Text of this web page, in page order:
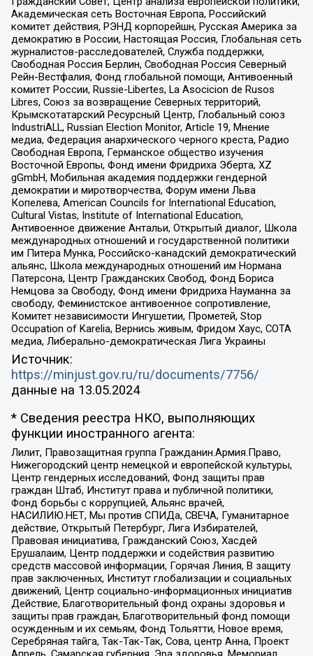
Академическая сеть Восточная Европа, Российский
комитет действия, РЭНД корпорейшн, Русская Америка за
демократию в России, Настоящая Россия, Глобальная сеть
журналистов-расследователей, Служба поддержки,
Свободная Россия Берлин, Свободная Россия Северный
Рейн-Вестфалия, Фонд глобальной помощи, Антивоенный
комитет России, Russie-Libertes, La Asocicion de Rusos
Libres, Союз за возвращение Северных территорий,
Крымскотатарский Ресурсный Центр, Глобальный союз
IndustriALL, Russian Election Monitor, Article 19, Мнение
медиа, Федерация анархического черного креста, Радио
Свободная Европа, Германское общество изучения
Восточной Европы, Фонд имени Фридриха Эберта, XZ
gGmbH, Мобильная академия поддержки гендерной
демократии и миротворчества, Форум имени Льва
Копелева, American Councils for International Education,
Cultural Vistas, Institute of International Education,
Антивоенное движение Антальи, Открытый диалог, Школа
международных отношений и государственной политики
им Питера Мунка, Российско-канадский демократический
альянс, Школа международных отношений им Нормана
Патерсона, Центр Гражданских Свобод, Фонд Бориса
Немцова за Свободу, Фонд имени Фридриха Науманна за
свободу, Феминистское антивоенное сопротивление,
Комитет независимости Ингушетии, Прометей, Stop
Occupation of Karelia, Вернись живым, Фридом Хаус, СОТА
медиа, Либерально-демократическая Лига Украины
Источник:
https://minjust.gov.ru/ru/documents/7756/
данные на 13.05.2024
* Сведения реестра НКО, выполняющих
функции иностранного агента:
Лилит, Правозащитная группа Гражданин.Армия.Право,
Нижегородский центр немецкой и европейской культуры,
Центр гендерных исследований, Фонд защиты прав
граждан Штаб, Институт права и публичной политики,
Фонд борьбы с коррупцией, Альянс врачей,
НАСИЛИЮ.НЕТ, Мы против СПИДа, СВЕЧА, Гуманитарное
действие, Открытый Петербург, Лига Избирателей,
Правовая инициатива, Гражданский Союз, Хасдей
Ерушалаим, Центр поддержки и содействия развитию
средств массовой информации, Горячая Линия, В защиту
прав заключенных, Институт глобализации и социальных
движений, Центр социально-информационных инициатив
Действие, Благотворительный фонд охраны здоровья и
защиты прав граждан, Благотворительный фонд помощи
осужденным и их семьям, Фонд Тольятти, Новое время,
Серебряная тайга, Так-Так-Так, Сова, центр Анна, Проект